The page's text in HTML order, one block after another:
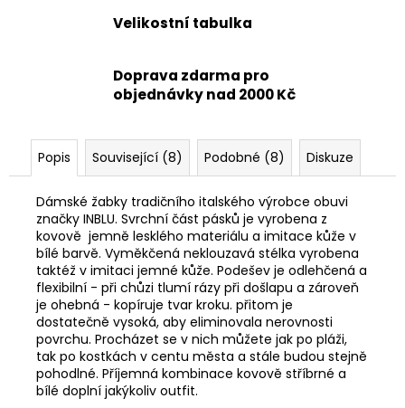
Velikostní tabulka
Doprava zdarma pro
objednávky nad 2000 Kč
Popis Související (8) Podobné (8) Diskuze
Dámské žabky tradičního italského výrobce obuvi
značky INBLU. Svrchní část pásků je vyrobena z
kovově jemně lesklého materiálu a imitace kůže v
bílé barvě. Vyměkčená neklouzavá stélka vyrobena
taktéž v imitaci jemné kůže. Podešev je odlehčená a
flexibilní - při chůzi tlumí rázy při došlapu a zároveň
je ohebná - kopíruje tvar kroku. přitom je
dostatečně vysoká, aby eliminovala nerovnosti
povrchu. Procházet se v nich můžete jak po pláži,
tak po kostkách v centu města a stále budou stejně
pohodlné. Příjemná kombinace kovově stříbrné a
bílé doplní jakýkoliv outfit.